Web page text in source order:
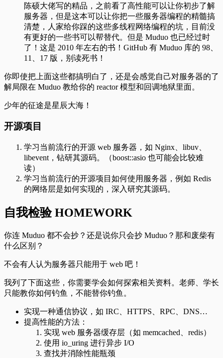
陈硕大佬写的精品，之前看了高性能可以让你初步了解
服务器，但是这本可以让你把一些服务器编程的精髓搞
清楚，人家给你踩的这些多线程网络编程的坑，目前没
有更好的一些书可以帮替代。但是 Muduo 也已经过时
了！这是 2010 年左右的书！GitHub 有 Muduo 库的 98、
11、17 版，别读死书！
你即使把上面这些都搞明白了，还是会感觉自己对服务器的了
解局限在 Muduo 教给你的 reactor 模型和回调地狱里面。
少年的征途是星辰大海！
开源项目
学习当前流行的开源 web 服务器，如 Nginx、libuv、
libevent，钻研其源码。（boost::asio 也可能会比较难
读）
学习当前流行的开源项目如何使用服务器，例如 Redis
的网络层是如何实现的，深入研究其源码。
自我检验 HOMEWORK
你连 Muduo 都不会抄？还是说你只会抄 Muduo？那和废柴有
什么区别？
不会有人认为服务器只能用于 web 吧！
我列了下面这些，你需要学会如何探索相关资料。老师、学长
只能教你如何钓鱼，不能替你钓鱼。
实现一种通信协议，如 IRC、HTTPS、RPC、DNS…
提高性能的方法：
实现 web 服务器缓存层（如 memcached、redis）
使用 io_uring 进行异步 I/O
查找并消除性能瓶颈